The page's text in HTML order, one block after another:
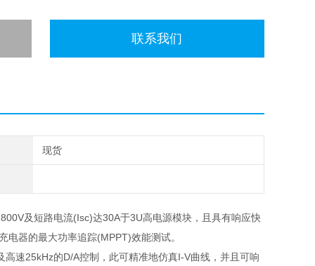
联系我们
现货
及短路电流(Isc)达30A于3U高电源模块，且具有响应快
器的最大功率追踪(MPPT)效能测试。
高速25kHz的D/A控制，此可精准地仿真I-V曲线，并且可响